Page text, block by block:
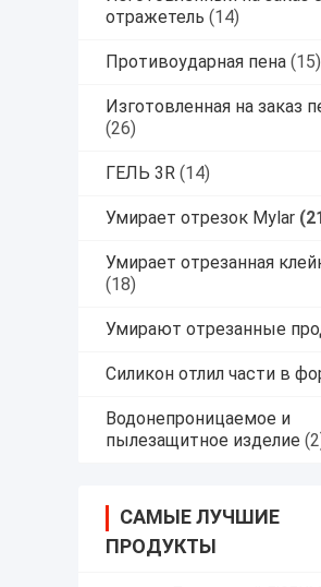
отражетель (14)
Противоударная пена (15)
Изготовленная на заказ
(26)
ГЕЛЬ 3R (14)
Умирает отрезок Mylar
Умирает отрезанная
(18)
Умирают отрезанные
Силикон отлил части в
Водонепроницаемое и
пылезащитное изделие
САМЫЕ ЛУЧШИЕ
ПРОДУКТЫ